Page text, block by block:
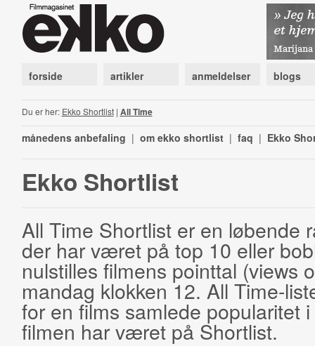
forside artikler anmeldelser blogs
Du er her: Ekko Shortlist| All Time
månedens anbefaling | om ekko shortlist | faq | Ekko
Ekko Shortlist
All Time Shortlist er en løbende
der har været på top 10 eller
nulstilles filmens pointtal (views
mandag klokken 12. All Time-
for en films samlede popularitet
filmen har været på Shortlist.